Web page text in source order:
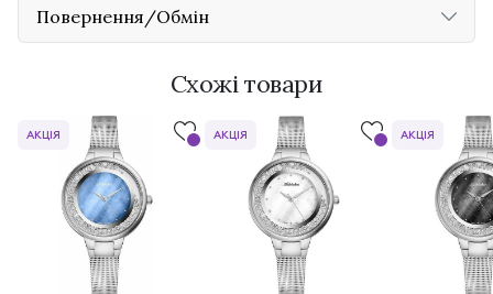
Повернення/Обмін
Схожі товари
АКЦІЯ АКЦІЯ АКЦІЯ